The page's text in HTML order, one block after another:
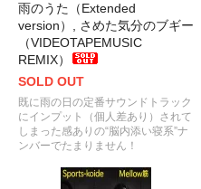
雨のうた（Extended
version）, さめた気分のブギー
（VIDEOTAPEMUSIC
REMIX）
SOLD OUT
既に雨の日の定番サウンドトラック
にインプット（個人差あり）されて
しまった感ありの“脳内添い寝系”ナ
ンバーでたまりません！